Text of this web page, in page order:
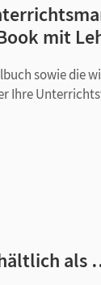
mit
sowie die
Ihre
als